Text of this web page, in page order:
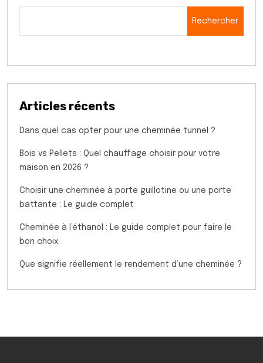
Rechercher
Articles récents
Dans quel cas opter pour une cheminée tunnel ?
Bois vs Pellets : Quel chauffage choisir pour votre
maison en 2026 ?
Choisir une cheminée à porte guillotine ou une porte
battante : Le guide complet
Cheminée à l’éthanol : Le guide complet pour faire le
bon choix
Que signifie réellement le rendement d’une cheminée ?